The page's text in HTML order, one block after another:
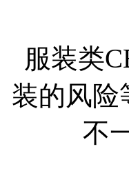
服装类
装的风险
不